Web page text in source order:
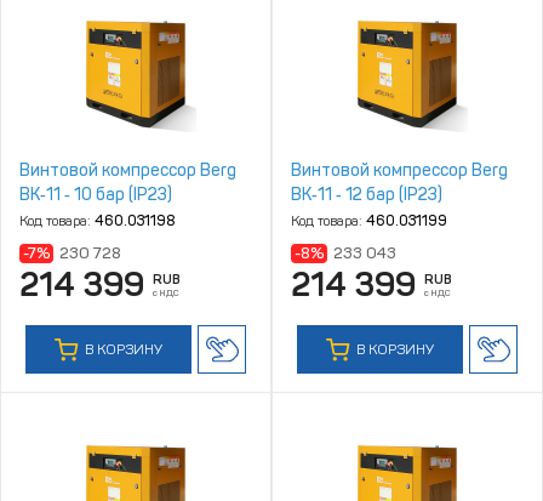
Винтовой компрессор Berg
ВК‑11 ‑ 10 бар (IP23)
Код товара: 460.031198
-7% 230 728
214 399 RUB
с НДС
В КОРЗИНУ
Винтовой компрессор Berg
ВК‑11 ‑ 12 бар (IP23)
Код товара: 460.031199
-8% 233 043
214 399 RUB
с НДС
В КОРЗИНУ